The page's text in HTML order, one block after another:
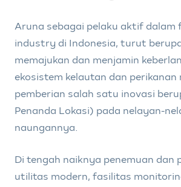
Aruna sebagai pelaku aktif dalam
industry di Indonesia, turut
memajukan dan menjamin
ekosistem kelautan dan perikanan
pemberian salah satu inovasi
Penanda Lokasi) pada nelayan-
naungannya.
Di tengah naiknya penemuan dan
utilitas modern, fasilitas